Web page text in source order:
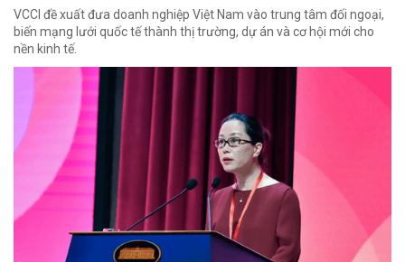
VCCI đề xuất đưa doanh nghiệp Việt Nam vào trung tâm đối ngoại,
biến mạng lưới quốc tế thành thị trường, dự án và cơ hội mới cho
nền kinh tế.